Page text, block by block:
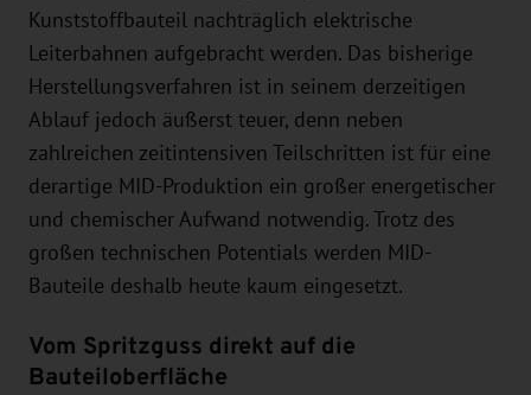
Kunststoffbauteil nachträglich elektrische
Leiterbahnen aufgebracht werden. Das bisherige
Herstellungsverfahren ist in seinem derzeitigen
Ablauf jedoch äußerst teuer, denn neben
zahlreichen zeitintensiven Teilschritten ist für eine
derartige MID-Produktion ein großer energetischer
und chemischer Aufwand notwendig. Trotz des
großen technischen Potentials werden MID-
Bauteile deshalb heute kaum eingesetzt.
Vom Spritzguss direkt auf die
Bauteiloberfläche